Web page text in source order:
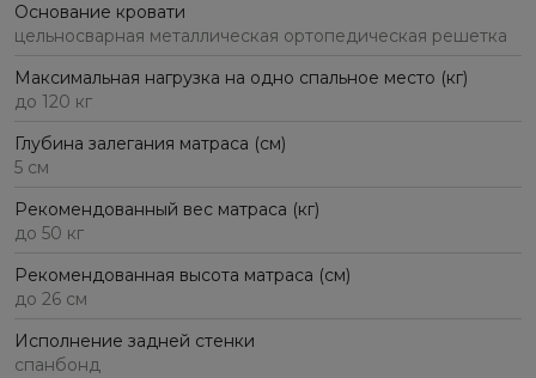
Основание кровати
цельносварная металлическая ортопедическая решетка
Максимальная нагрузка на одно спальное место (кг)
до 120 кг
Глубина залегания матраса (см)
5 см
Рекомендованный вес матраса (кг)
до 50 кг
Рекомендованная высота матраса (см)
до 26 см
Исполнение задней стенки
спанбонд